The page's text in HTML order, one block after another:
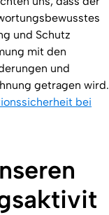
und Schutz
mit den
und
getragen wird.
bei